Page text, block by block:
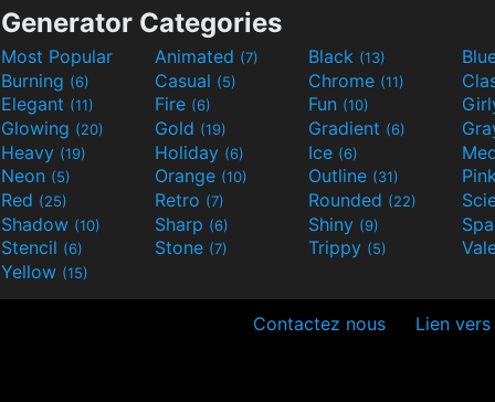
Generator Categories
Most Popular Animated (7) Black (13)
Burning (6) Casual (5) Chrome (11)
Elegant (11) Fire (6) Fun (10)
Glowing (20) Gold (19) Gradient (6)
Heavy (19) Holiday (6) Ice (6)
Neon (5) Orange (10) Outline (31)
Red (25) Retro (7) Rounded (22)
Shadow (10) Sharp (6) Shiny (9)
Stencil (6) Stone (7) Trippy (5)
Yellow (15)
Contactez nous Lien